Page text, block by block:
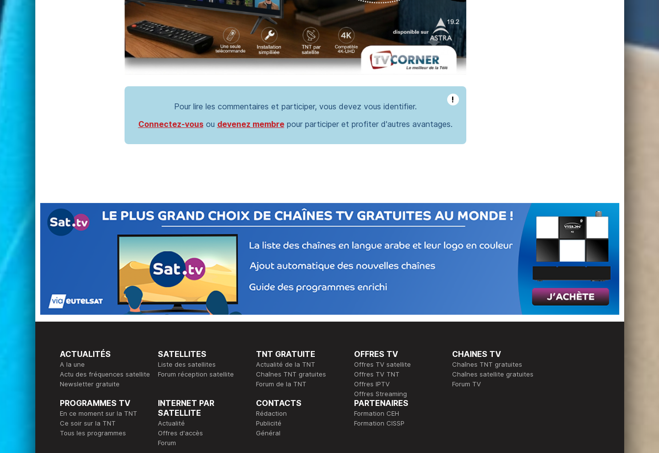
!
Pour lire les commentaires et participer, vous devez vous identifier.
Connectez-vousou devenez membrepour participer et profiter d'autres avantages.
ACTUALITÉS
A la une
Actu des fréquences satellite
Newsletter gratuite
SATELLITES
Liste des satellites
Forum réception satellite
TNT GRATUITE
Actualité de la TNT
Chaînes TNT gratuites
Forum de la TNT
OFFRES TV
Offres TV satellite
Offres TV TNT
Offres IPTV
Offres Streaming
CHAINES TV
Chaînes TNT gratuites
Chaînes satellite gratuites
Forum TV
PROGRAMMES TV
En ce moment sur la TNT
Ce soir sur la TNT
Tous les programmes
INTERNET PAR
SATELLITE
Actualité
Offres d'accès
Forum
CONTACTS
Rédaction
Publicité
Général
PARTENAIRES
Formation CEH
Formation CISSP